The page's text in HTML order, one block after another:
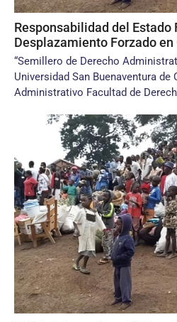
Responsabilidad del Estado
Desplazamiento Forzado
“Semillero de Derecho
Universidad San Buenaventura
Administrativo Facultad de